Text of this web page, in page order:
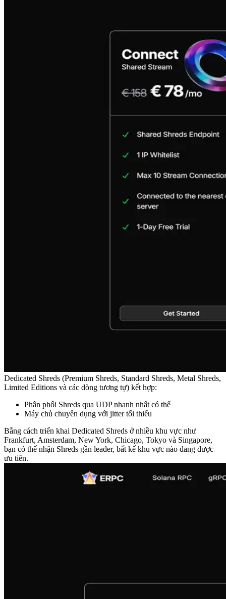
Dedicated Shreds (Premium Shreds, Standard Shreds, Metal Shreds,
Limited Editions và các dòng tương tự) kết hợp:
Phân phối Shreds qua UDP nhanh nhất có thể
Máy chủ chuyên dụng với jitter tối thiểu
Bằng cách triển khai Dedicated Shreds ở nhiều khu vực như
Frankfurt, Amsterdam, New York, Chicago, Tokyo và Singapore,
bạn có thể nhận Shreds gần leader, bất kể khu vực nào đang được
ưu tiên.